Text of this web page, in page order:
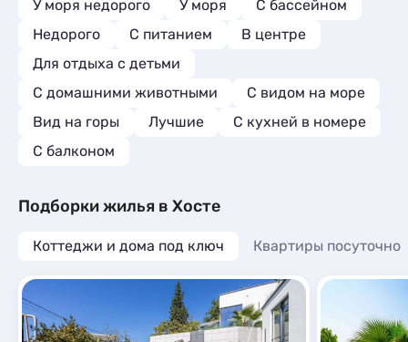
У моря недорого
У моря
С бассейном
Недорого
С питанием
В центре
Для отдыха с детьми
С домашними животными
С видом на море
Вид на горы
Лучшие
C кухней в номере
С балконом
Подборки жилья в Хосте
Коттеджи и дома под ключ Квартиры посуточно